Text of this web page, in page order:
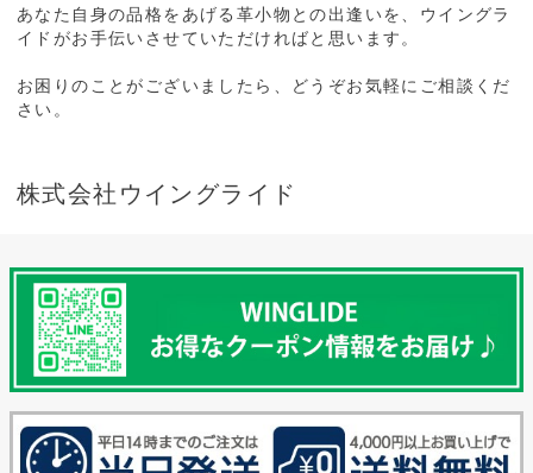
あなた自身の品格をあげる革小物との出逢いを、ウイングラ
イドがお手伝いさせていただければと思います。
お困りのことがございましたら、どうぞお気軽にご相談くだ
さい。
株式会社ウイングライド